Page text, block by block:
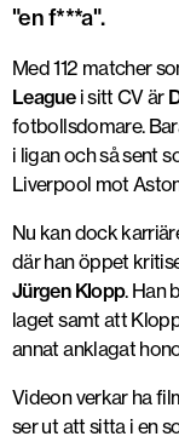
"en f***a".
Med 112 matcher
Leaguei sitt CV är
fotbollsdomare.
i ligan och så sent
Liverpool mot
Nu kan dock
där han öppet
Jürgen Klopp. Han
laget samt att
annat anklagat
Videon verkar ha
ser ut att sitta i en